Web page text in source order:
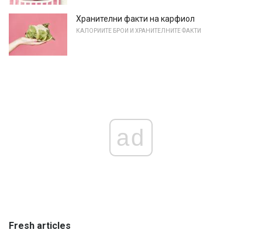
Хранителни факти на карфиол
КАЛОРИИТЕ БРОИ И ХРАНИТЕЛНИТЕ ФАКТИ
ad
Fresh articles